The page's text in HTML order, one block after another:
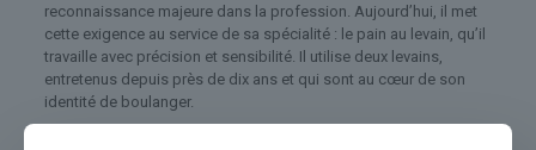
reconnaissance majeure dans la profession. Aujourd’hui, il met
cette exigence au service de sa spécialité : le pain au levain, qu’il
travaille avec précision et sensibilité. Il utilise deux levains,
entretenus depuis près de dix ans et qui sont au cœur de son
identité de boulanger.